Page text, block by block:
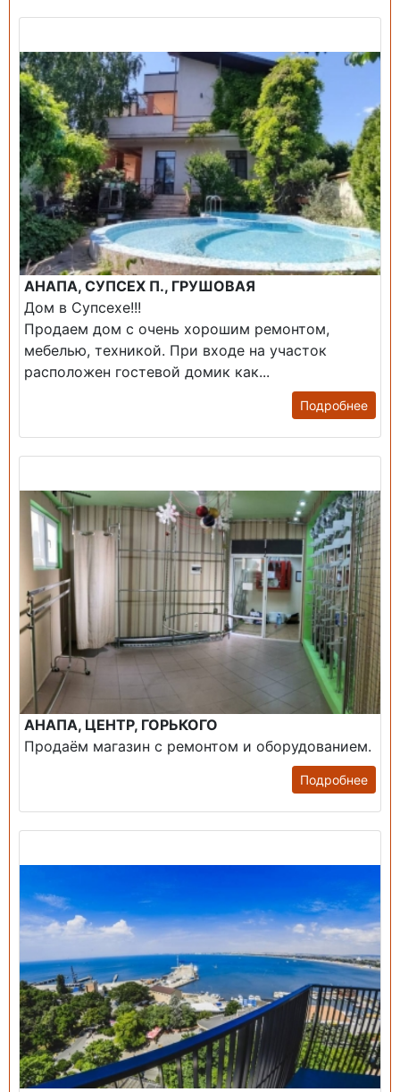
АНАПА, СУПСЕХ П., ГРУШОВАЯ
Дом в Супсехе!!!
Продаем дом с очень хорошим ремонтом,
мебелью, техникой. При входе на участок
расположен гостевой домик как...
Подробнее
АНАПА, ЦЕНТР, ГОРЬКОГО
Продаём магазин с ремонтом и оборудованием.
Подробнее